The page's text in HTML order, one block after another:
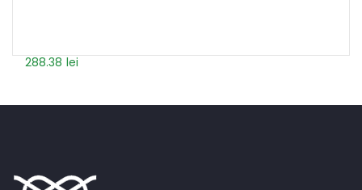
288.38 lei